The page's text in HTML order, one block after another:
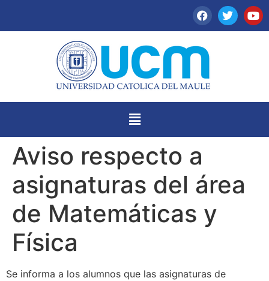
Aviso respecto a
asignaturas del área
de Matemáticas y
Física
Se informa a los alumnos que las asignaturas de